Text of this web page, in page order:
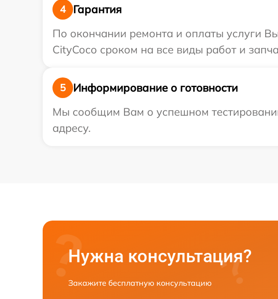
4
Гарантия
По окончании ремонта и оплаты услуги
CityCoco сроком на все виды работ и
5
Информирование о готовности
Мы сообщим Вам о успешном
адресу.
Нужна консультация?
Закажите бесплатную консультацию